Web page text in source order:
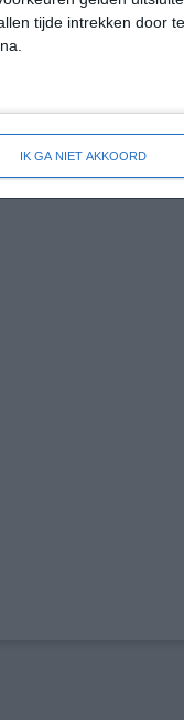
tijde intrekken door
IK GA NIET AKKOORD
NW 1 OZO 2
voor Istán